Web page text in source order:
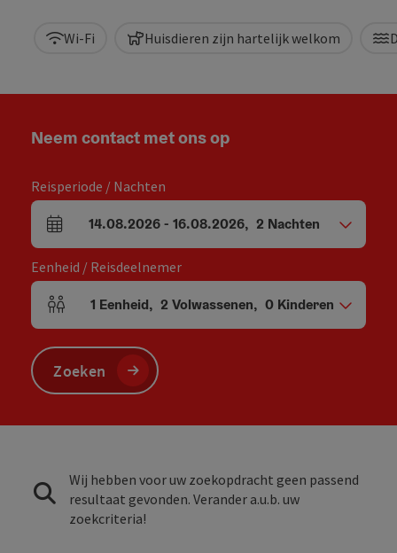
Wi-Fi Huisdieren zijn hartelijk welkom
Neem contact met ons op
Reisperiode / Nachten
Velden voor aankomst en vertrek
14.08.2026- 16.08.2026, 2 Nachten
Eenheid / Reisdeelnemer
Aantal eenheden en persoonsvelden
1 Eenheid, 2 Volwassenen, 0 Kinderen
Zoeken
Wij hebben voor uw zoekopdracht geen passend
resultaat gevonden. Verander a.u.b. uw
zoekcriteria!